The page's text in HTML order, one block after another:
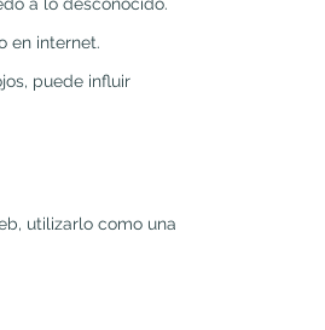
en internet.
puede influir
utilizarlo como una